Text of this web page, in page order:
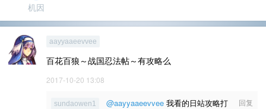
机因
aayyaaeevvee
百花百狼～战国忍法帖～有攻略么
2017-10-20 13:08
回复
sundaowen1 @aayyaaeevvee 我看的日站攻略打